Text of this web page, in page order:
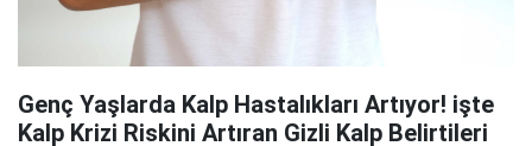
Genç Yaşlarda Kalp Hastalıkları Artıyor! işte
Kalp Krizi Riskini Artıran Gizli Kalp Belirtileri